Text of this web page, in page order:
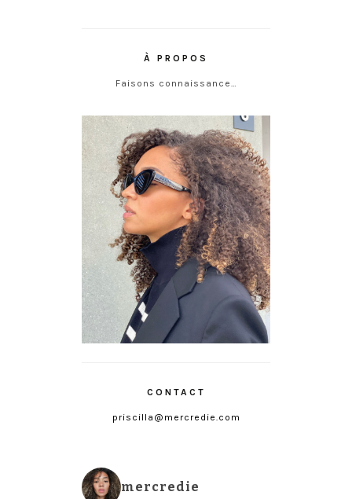
À PROPOS
Faisons connaissance…
CONTACT
priscilla@mercredie.com
mercredie